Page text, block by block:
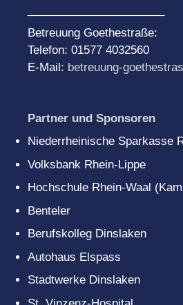
Betreuung Goethestraße:
Telefon: 01577 4032560
E-Mail: betreuung-
Partner und Sponsoren
Niederrheinische Sparkasse
Volksbank Rhein-Lippe
Hochschule Rhein-Waal
Benteler
Berufskolleg Dinslaken
Autohaus Elspass
Stadtwerke Dinslaken